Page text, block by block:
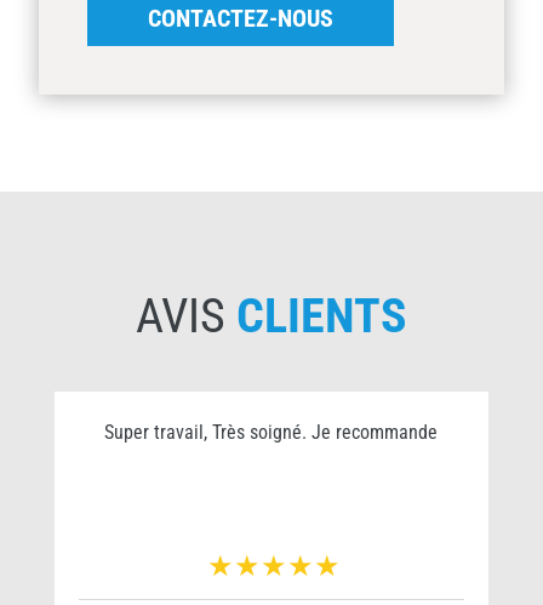
CONTACTEZ-NOUS
AVIS CLIENTS
Super travail, Très soigné. Je recommande